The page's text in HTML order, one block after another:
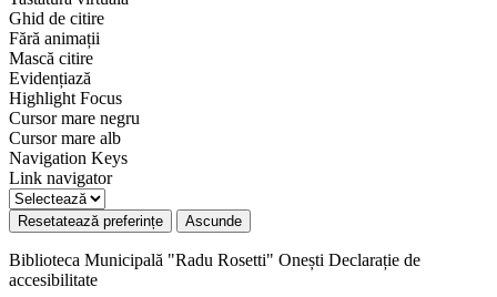
Ghid de citire
Fără animații
Mască citire
Evidențiază
Highlight Focus
Cursor mare negru
Cursor mare alb
Navigation Keys
Link navigator
Resetatează preferințe Ascunde
Biblioteca Municipală "Radu Rosetti" Onești Declarație de
accesibilitate